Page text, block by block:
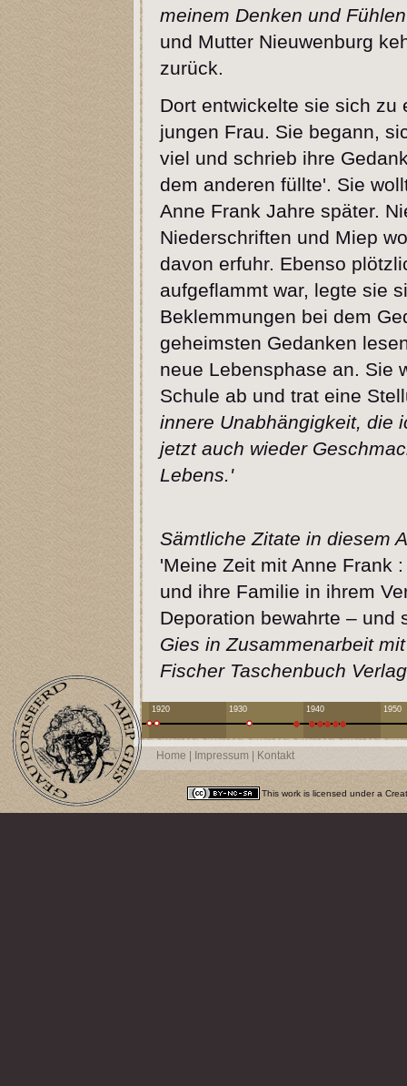
meinem Denken und
und Mutter Nieuwenburg
zurück.
Dort entwickelte sie sich zu
jungen Frau. Sie begann,
viel und schrieb ihre
dem anderen füllte'. Sie
Anne Frank Jahre später.
Niederschriften und Miep
davon erfuhr. Ebenso
aufgeflammt war, legte sie
Beklemmungen bei dem
geheimsten Gedanken
neue Lebensphase an. Sie
Schule ab und trat eine
innere Unabhängigkeit, die
jetzt auch wieder
Lebens.'
Sämtliche Zitate in diesem
'Meine Zeit mit Anne Frank
und ihre Familie in ihrem
Deporation bewahrte – und
Gies in Zusammenarbeit
Fischer Taschenbuch
1920 1930 1940 1950
Home Impressum Kontakt
This work is licensed under a